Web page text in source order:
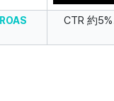
ROAS
CTR 約